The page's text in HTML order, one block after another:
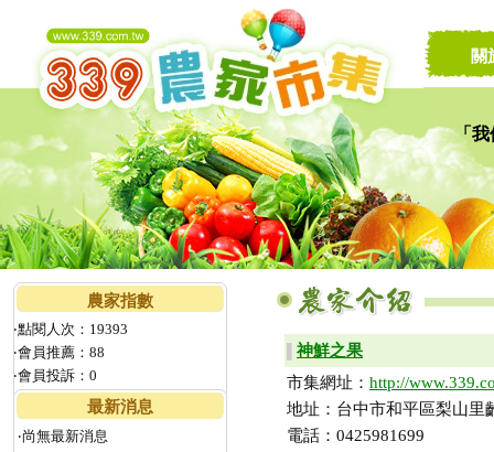
「我
讓
關
農家指數
‧點閱人次：19393
‧會員推薦：88
‧會員投訴：0
最新消息
‧尚無最新消息
神鮮之果
市集網址： http://
地址：台中市和平區梨山里
電話：0425981699